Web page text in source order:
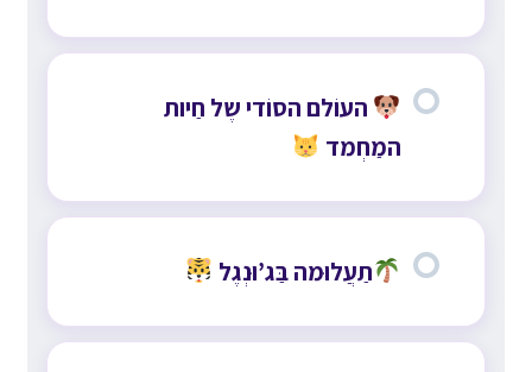
העוֹלם הסוֹדי שֶל חַיות
המַחְמד
תַעֲלוּמה בַּג’וּנְגֶל